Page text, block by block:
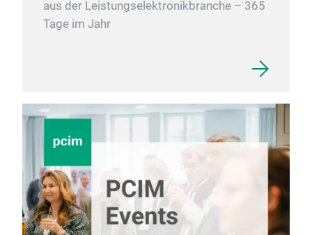
aus der Leistungselektronikbranche – 365
Tage im Jahr